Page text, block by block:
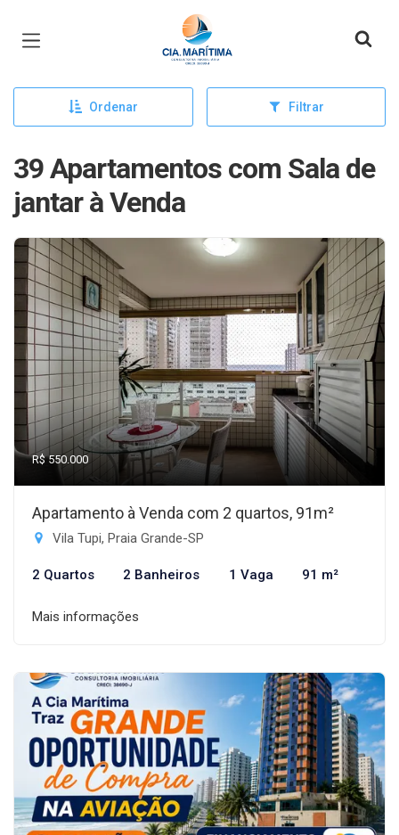
Página inicial
Ordenar Filtrar
39 Apartamentos com Sala de
jantar à Venda
R$ 550.000
Apartamento à Venda com 2 quartos, 91m²
Vila Tupi, Praia Grande-SP
2 Quartos 2 Banheiros 1 Vaga 91 m²
Mais informações